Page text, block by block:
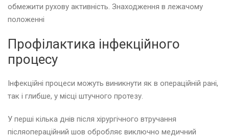
обмежити рухову активність. Знаходження в лежачому
положенні
Профілактика інфекційного
процесу
Інфекційні процеси можуть виникнути як в операційній рані,
так і глибше, у місці штучного протезу.
У перші кілька днів після хірургічного втручання
післяопераційний шов обробляє виключно медичний